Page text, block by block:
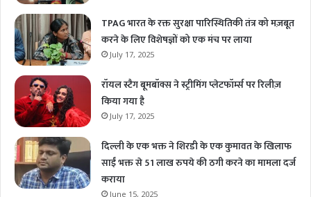
TPAG भारत के रक्त सुरक्षा पारिस्थितिकी तंत्र को मज़बूत
करने के लिए विशेषज्ञों को एक मंच पर लाया
July 17, 2025
रॉयल स्टैग बूमबॉक्स ने स्ट्रीमिंग प्लेटफॉर्म्स पर रिलीज़
किया गया है
July 17, 2025
दिल्ली के एक भक्त ने शिरडी के एक कुमावत के खिलाफ
साईं भक्त से 51 लाख रुपये की ठगी करने का मामला दर्ज
कराया
June 15, 2025